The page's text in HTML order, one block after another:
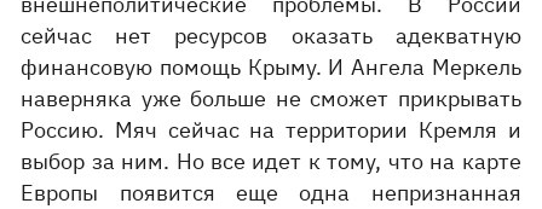
сейчас нет ресурсов оказать адекватную
финансовую помощь Крыму. И Ангела Меркель
наверняка уже больше не сможет прикрывать
Россию. Мяч сейчас на территории Кремля и
выбор за ним. Но все идет к тому, что на карте
Европы появится еще одна непризнанная